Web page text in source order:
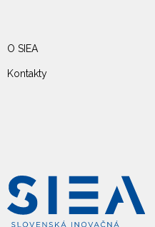
O SIEA
Kontakty